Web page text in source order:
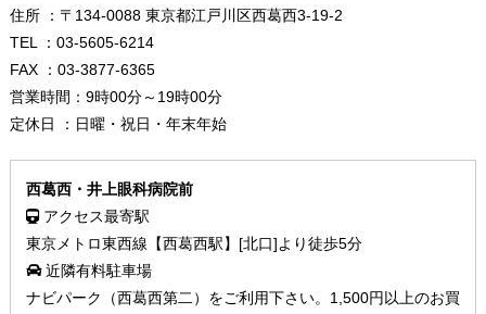
住所 ：〒134-0088 東京都江戸川区西葛西3-19-2
TEL ：03-5605-6214
FAX ：03-3877-6365
営業時間：9時00分～19時00分
定休日 ：日曜・祝日・年末年始
西葛西・井上眼科病院前
アクセス最寄駅
東京メトロ東西線【西葛西駅】[北口]より徒歩5分
近隣有料駐車場
ナビパーク（西葛西第二）をご利用下さい。1,500円以上のお買